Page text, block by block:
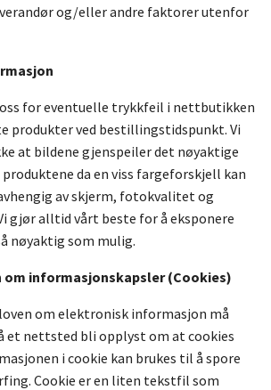
og/eller andre faktorer utenfor
oss for eventuelle trykkfeil i nettbutikken
produkter ved bestillingstidspunkt. Vi
at bildene gjenspeiler det nøyaktige
da en viss fargeforskjell kan
av skjerm, fotokvalitet og
gjør alltid vårt beste for å eksponere
nøyaktig som mulig.
informasjonskapsler (Cookies)
om elektronisk informasjon må
et nettsted bli opplyst om at cookies
i cookie kan brukes til å spore
Cookie er en liten tekstfil som